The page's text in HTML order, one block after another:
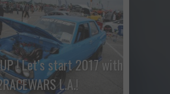
! Let’s start 2017 with
L.A.!